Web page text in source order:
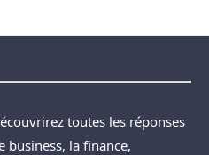
toutes les réponses
business, la finance,